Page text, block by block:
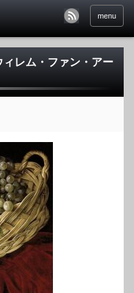
menu
ィレム・ファン・アー